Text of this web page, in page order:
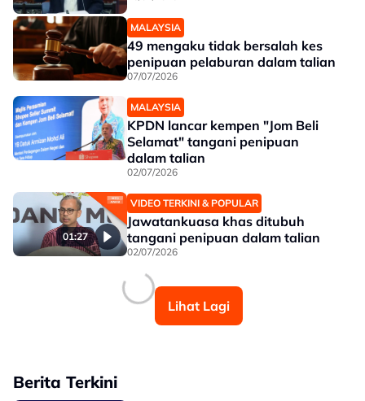
MALAYSIA
49 mengaku tidak bersalah kes
penipuan pelaburan dalam talian
07/07/2026
MALAYSIA
KPDN lancar kempen "Jom Beli
Selamat" tangani penipuan
dalam talian
02/07/2026
01:27
VIDEO TERKINI & POPULAR
Jawatankuasa khas ditubuh
tangani penipuan dalam talian
02/07/2026
Lihat Lagi
Berita Terkini